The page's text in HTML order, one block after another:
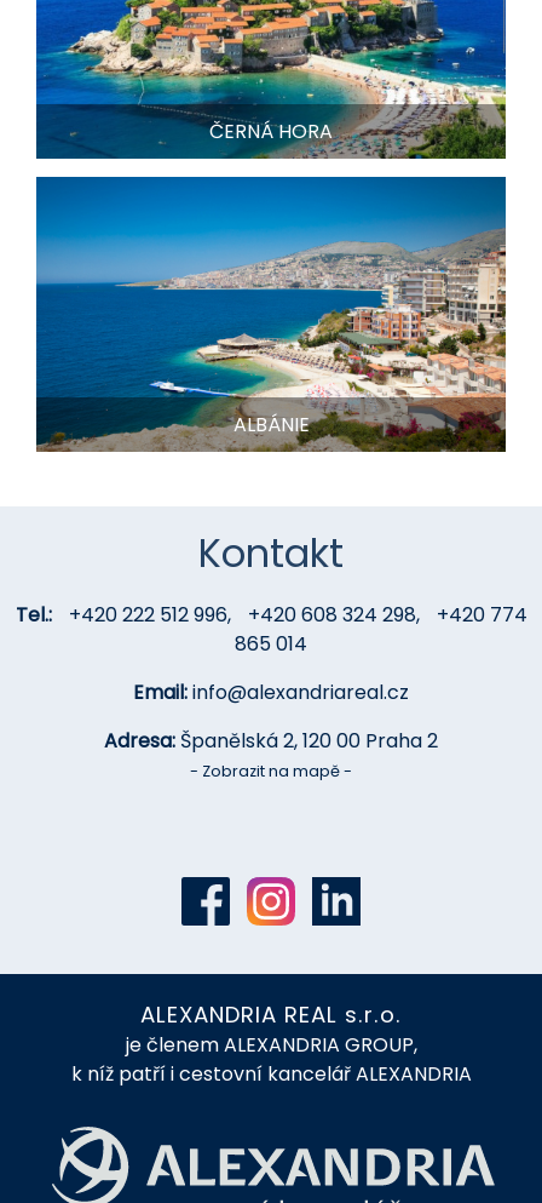
ČERNÁ HORA
ALBÁNIE
Kontakt
Tel.: +420 222 512 996, +420 608 324 298,
+420 774
865 014
Email:info@alexandriareal.cz
Adresa: Španělská 2, 120 00 Praha 2
- Zobrazit na mapě -
ALEXANDRIA REAL s.r.o.
je členem ALEXANDRIA GROUP,
k níž patří i cestovní kancelář ALEXANDRIA